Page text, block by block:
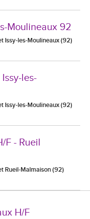
Moulineaux 92
Issy-les-Moulineaux (92)
les-
Issy-les-Moulineaux (92)
F - Rueil
Rueil-Malmaison (92)
H/F